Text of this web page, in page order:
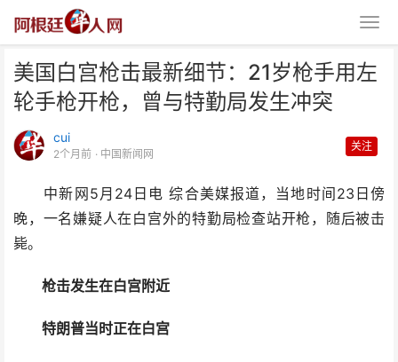
美国白宫枪击最新细节：21岁枪手用左
轮手枪开枪，曾与特勤局发生冲突
cui
2个月前 · 中国新闻网
关注
中新网5月24日电 综合美媒报道，当地时间23日傍
晚，一名嫌疑人在白宫外的特勤局检查站开枪，随后被击
毙。
枪击发生在白宫附近
特朗普当时正在白宫
美国白宫枪击最新细节：21岁枪
手用左轮手枪开枪，曾与